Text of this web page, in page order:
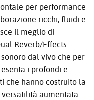
per performance
ricchi, fluidi e
il meglio di
Reverb/Effects
dal vivo che per
i profondi e
che hanno costruito la
aumentata